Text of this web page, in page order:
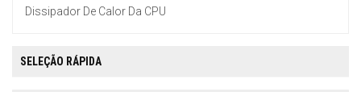
Dissipador De Calor Da CPU
SELEÇÃO RÁPIDA